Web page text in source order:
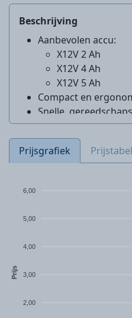
Beschrijving
Aanbevolen accu:
X12V 2 Ah
X12V 4 Ah
X12V 5 Ah
Compact en
Snelle,
beschermkap
Eenvoudige
Geschikt voor
Prijsgrafiek Prijstabel
6,00
5,00
4,00
3,00
2,00
Prijs